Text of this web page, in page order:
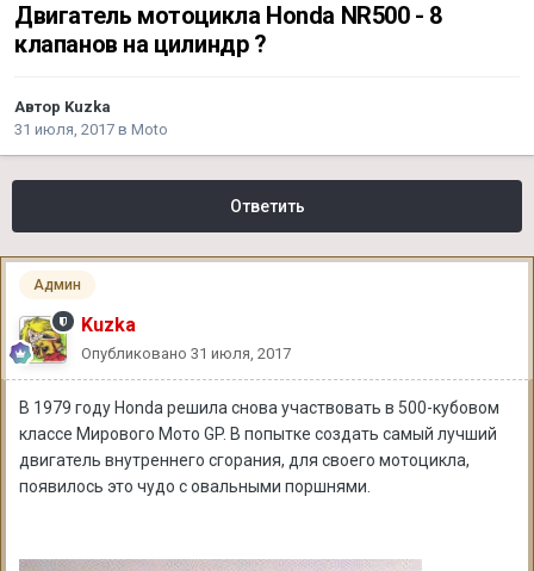
Двигатель мотоцикла Honda NR500 - 8
клапанов на цилиндр ?
Автор Kuzka
31 июля, 2017 в Moto
Ответить
Админ
Kuzka
Опубликовано 31 июля, 2017
В 1979 году Honda решила снова участвовать в 500-кубовом
классе Мирового Мото GP. В попытке создать самый лучший
двигатель внутреннего сгорания, для своего мотоцикла,
появилось это чудо с овальными поршнями.